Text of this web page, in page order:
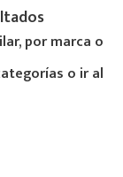
por marca o
o ir al